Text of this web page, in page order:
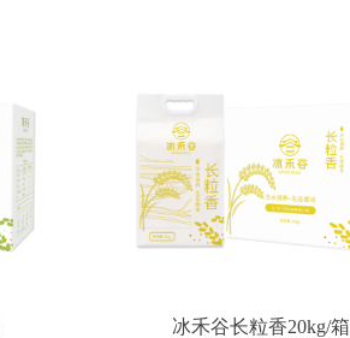
冰禾谷长粒香20kg/箱